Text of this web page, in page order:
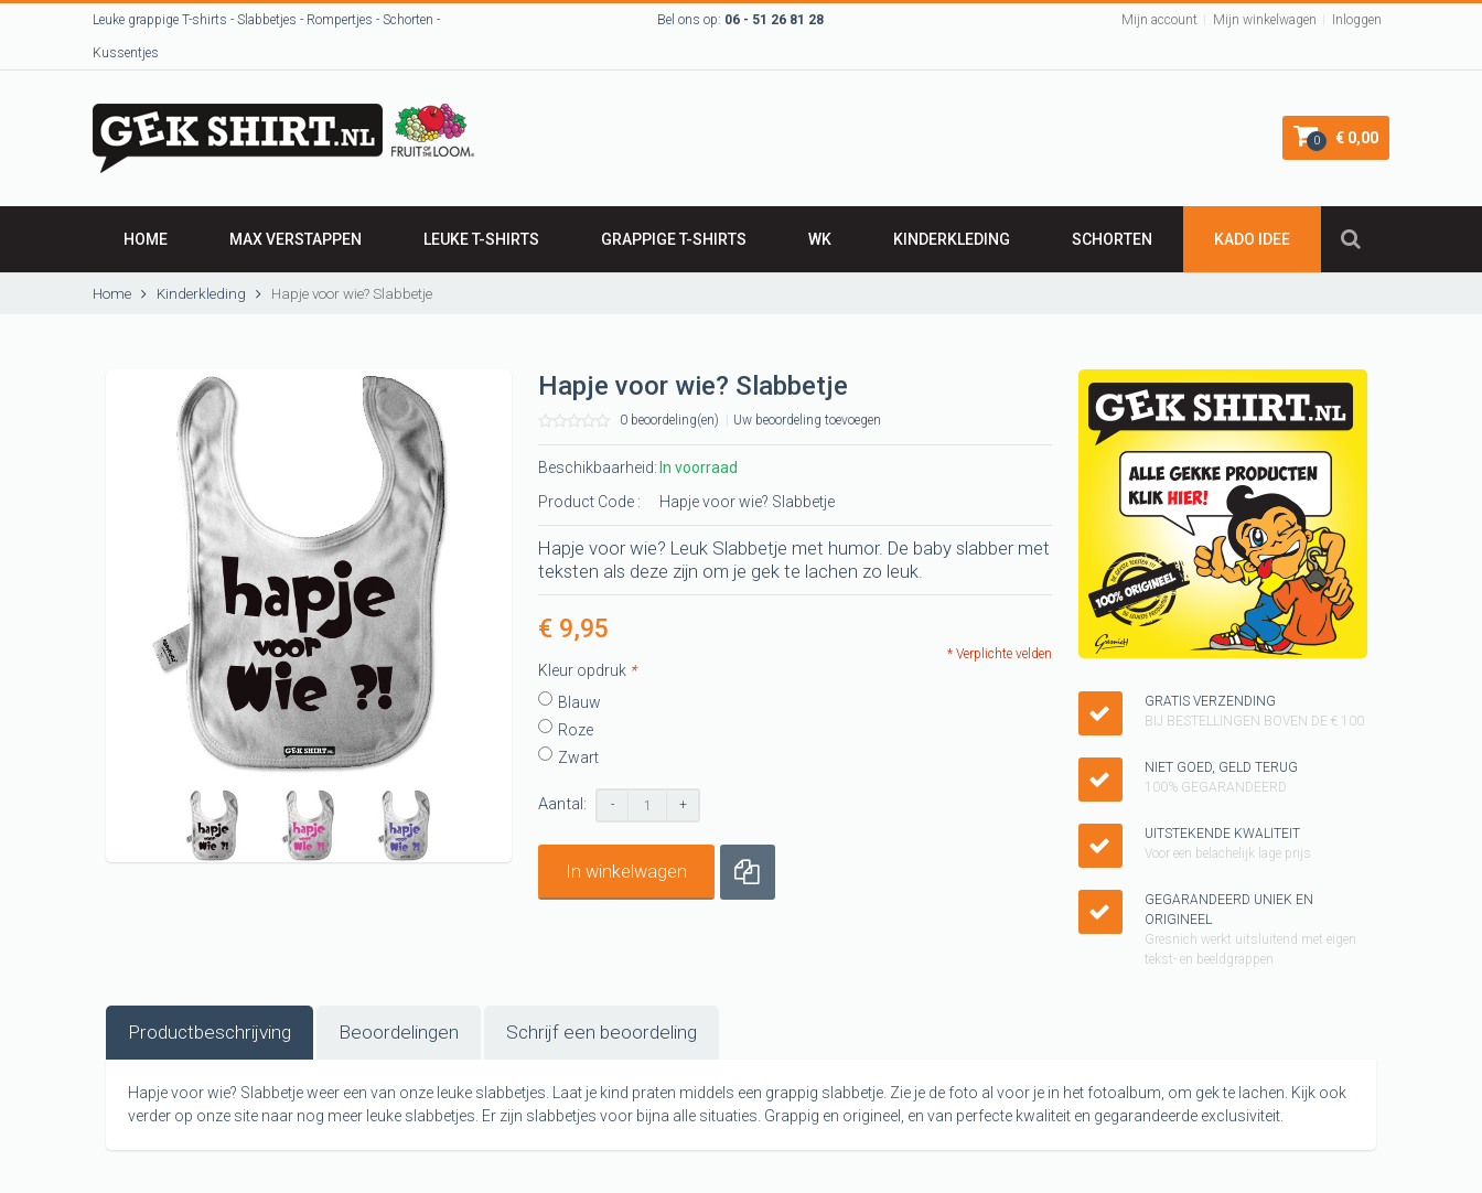
Leuke grappige T-shirts - Slabbetjes - Rompertjes - Schorten -
Kussentjes
Bel ons op: 06 - 51 26 81 28 Mijn account Mijn winkelwagen Inloggen
0 € 0,00
HOME MAX VERSTAPPEN LEUKE T-SHIRTS
Beroepen / werk T-shirts
T-shirts uit Groningen,
sjeurts uut grunn
CARNAVAL T-shirts
KERST shirt
KONINGSDAG shirts
ORANJE EK shirts
KONINGSDAG shirt
GRAPPIGE T-SHIRTS WK KINDERKLEDING SCHORTEN KADO IDEE
VALENTIJNSCADEAU
Verjaardagscadeau
BARBECUE SCHORT
Keukenschorten
SINTERKLAAS cadeau
ideeen
KUSSENTJES
Kado voor kinderen
Vader shirt
WK T-shirt
Tegeltjes
Grappig T-shirt
GAY pride SHIRT
Home Kinderkleding Hapje voor wie? Slabbetje
Hapje voor wie? Slabbetje
0 beoordeling(en) Uw beoordeling toevoegen
Beschikbaarheid: In voorraad
Product Code :
Hapje voor wie? Slabbetje
Hapje voor wie? Leuk Slabbetje met humor. De baby slabber met
teksten als deze zijn om je gek te lachen zo leuk.
€ 9,95
*
Kleur opdruk
Blauw
Roze
Zwart
* Verplichte velden
Aantal: - +
In winkelwagen
GRATIS VERZENDING
BIJ BESTELLINGEN BOVEN DE € 100
NIET GOED, GELD TERUG
100% GEGARANDEERD
UITSTEKENDE KWALITEIT
Voor een belachelijk lage prijs
GEGARANDEERD UNIEK EN
ORIGINEEL
Gresnich werkt uitsluitend met eigen
tekst- en beeldgrappen
Productbeschrijving Beoordelingen Schrijf een beoordeling
Hapje voor wie? Slabbetje weer een van onze leuke slabbetjes. Laat je kind praten middels een grappig slabbetje. Zie je de foto al voor je in het fotoalbum, om gek te lachen. Kijk ook
verder op onze site naar nog meer leuke slabbetjes. Er zijn slabbetjes voor bijna alle situaties. Grappig en origineel, en van perfecte kwaliteit en gegarandeerde exclusiviteit.